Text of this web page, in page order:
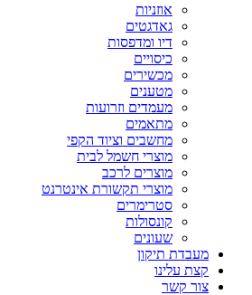
אוזניות
גאדגטים
דיו ומדפסות
כיסויים
מכשירים
מטענים
מעמדים וזרועות
מתאמים
מחשבים וציוד הקפי
מוצרי חשמל לבית
מוצרים לרכב
מוצרי תקשורת אינטרנט
סטרימרים
קונסולות
שעונים
מעבדת תיקון
קצת עלינו
צור קשר